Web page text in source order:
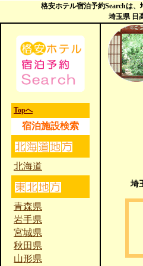
格安ホテル宿泊予約Searchは
埼玉県 日
埼
Topへ
宿泊施設検索
北海道
青森県
岩手県
宮城県
秋田県
山形県